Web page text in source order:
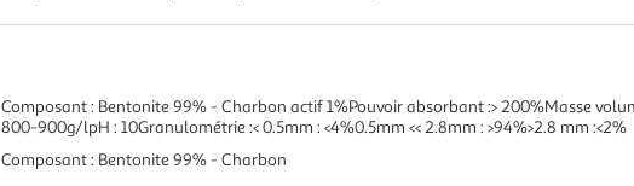
Composant : Bentonite 99% - Charbon actif 1%Pouvoir absorbant :> 200%Masse
800-900g/lpH : 10Granulométrie :< 0.5mm : <4%0.5mm << 2.8mm : >94%>2.8 mm :<2%
Composant : Bentonite 99% - Charbon